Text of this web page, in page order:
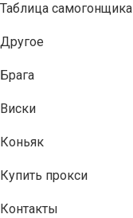
Таблица самогонщика
Другое
Брага
Виски
Коньяк
Купить прокси
Контакты